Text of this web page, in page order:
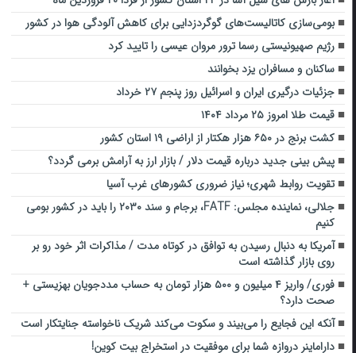
بومی‌سازی کاتالیست‌های گوگردزدایی برای کاهش آلودگی هوا در کشور
رژیم صهیونیستی رسما ترور مروان عیسی را تایید کرد
ساکنان و مسافران یزد بخوانند
جزئیات درگیری ایران و اسرائیل روز پنجم ۲۷ خرداد
قیمت طلا امروز ۲۵ مرداد ۱۴۰۴
کشت برنج در ۶۵۰ هزار هکتار از اراضی ۱۹ استان کشور
پیش بینی جدید درباره قیمت دلار / بازار ارز به آرامش برمی گردد؟
تقویت روابط شهری؛ نیاز ضروری کشورهای غرب آسیا
جلالی، نماینده مجلس: FATF، برجام و سند ۲۰۳۰ را باید در کشور بومی
کنیم
آمریکا به دنبال رسیدن به توافق در کوتاه مدت / مذاکرات اثر خود رو بر
روی بازار گذاشته است
فوری/ واریز ۴ میلیون و ۵۰۰ هزار تومان به حساب مددجویان بهزیستی +
صحت دارد؟
آنکه این فجایع را می‌بیند و سکوت می‌کند شریک ناخواسته جنایتکار است
داراماینر دروازه شما برای موفقیت در استخراج بیت کوین!